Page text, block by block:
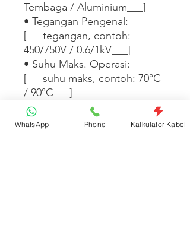
Tembaga / Aluminium___]
• Tegangan Pengenal:
[___tegangan, contoh:
450/750V / 0.6/1kV___]
• Suhu Maks. Operasi:
[___suhu maks, contoh: 70°C
/ 90°C___]
• Standar: [___standar,
contoh: SNI IEC 60227 / SNI
WhatsApp Phone Kalkulator Kabel